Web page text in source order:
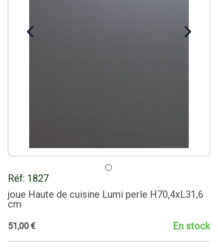
Réf: 1827
joue Haute de cuisine Lumi perle H70,4xL31,6
cm
51,00€ En stock